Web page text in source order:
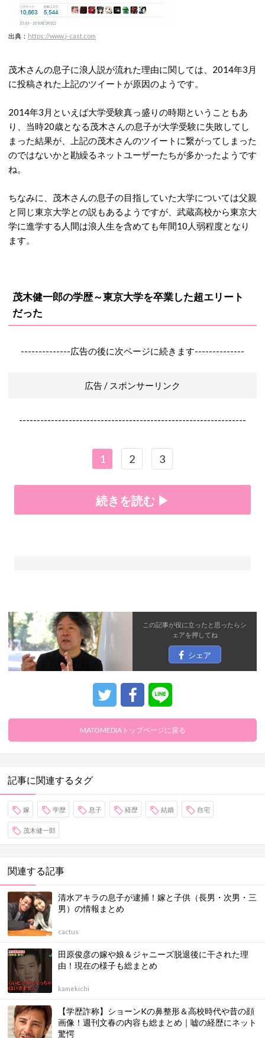
出典： https://www.j-cast.com
茂木さんの息子に浪人説が流れた理由に関しては、2014年3月
に投稿された上記のツイートが原因のようです。
2014年3月といえば大学受験真っ盛りの時期ということもあ
り、当時20歳となる茂木さんの息子が大学受験に失敗してし
まった結果が、上記の茂木さんのツイートに繋がってしまった
のではないかと勘繰るネットユーザーたちが多かったようです
ね。
ちなみに、茂木さんの息子の目指していた大学については父親
と同じ東京大学との説もあるようですが、武蔵高校から東京大
学に進学する人間は浪人生を含めても年間10人弱程度となり
ます。
茂木健一郎の学歴～東京大学を卒業した超エリート
だった
--------------広告の後に次ページに続きます--------------
広告 / スポンサーリンク
----------------------------------------------------------------
1 2 3
続きを読む ▶
この記事が役に立ったと思ったらシ
ェアを押してね
シェア
MATOMEDIAトップページに戻る
記事に関連するタグ
嫁 学歴 息子 経歴 結婚 自宅
茂木健一郎
関連する記事
清水アキラの息子が逮捕！嫁と子供（長男・次男・三
男）の情報まとめ
cactus
田原俊彦の嫁や娘＆ジャニーズ脱退後に干された理
由！現在の様子も総まとめ
kamekichi
【学歴詐称】ショーンKの鼻整形＆高校時代や昔の顔
画像！週刊文春の内容も総まとめ｜嘘の経歴にネット
驚愕